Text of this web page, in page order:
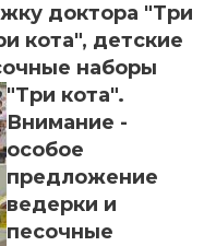
доктора "Три
кота", детские
наборы
"Три кота".
Внимание -
особое
предложение
ведерки и
песочные